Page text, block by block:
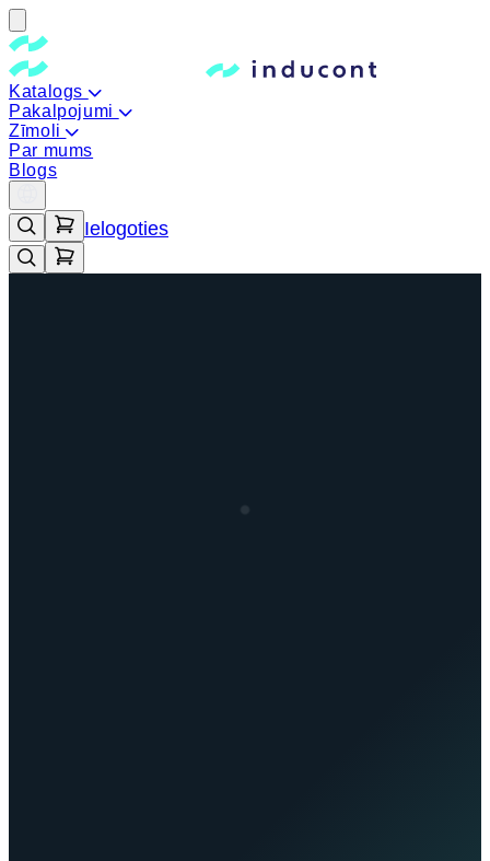
Katalogs
Pakalpojumi
Zīmoli
Par mums
Blogs
Ielogoties